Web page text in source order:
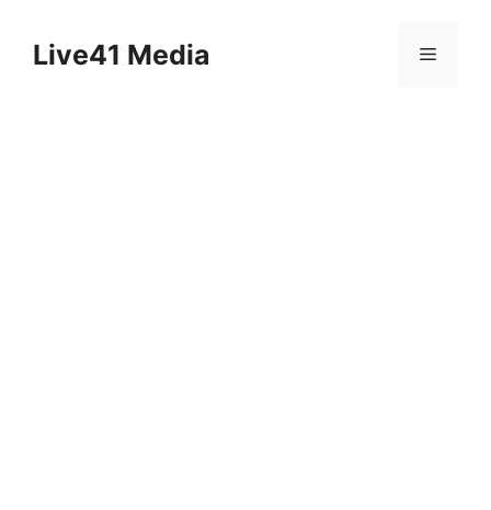
contentLive41 Media Menu